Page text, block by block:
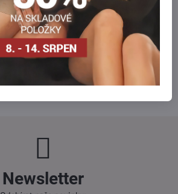
Odeslat
Newsletter